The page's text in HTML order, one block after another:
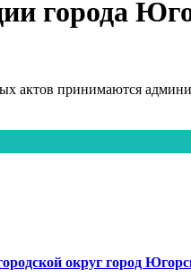
города
актов принимаются
округ город